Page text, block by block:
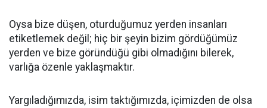
Oysa bize düşen, oturduğumuz yerden insanları
etiketlemek değil; hiç bir şeyin bizim gördüğümüz
yerden ve bize göründüğü gibi olmadığını bilerek,
varlığa özenle yaklaşmaktır.
Yargıladığımızda, isim taktığımızda, içimizden de olsa